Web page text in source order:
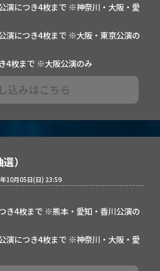
につき4枚まで ※神奈川・大阪・愛
につき4枚まで ※大阪・東京公演の
4枚まで ※大阪公演のみ
込みはこちら
）
10月05日(日) 23:59
4枚まで ※熊本・愛知・香川公演の
につき4枚まで ※神奈川・大阪・愛